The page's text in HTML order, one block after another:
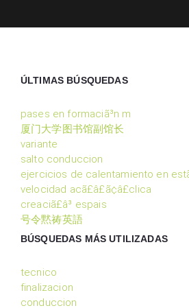
ÚLTIMAS BÚSQUEDAS
pases en formaciã³n m
厦门大学图书馆副馆长
variante
salto conduccion
ejercicios de calentamiento en
velocidad acã£â£ã¢â£clica
creaciã£â³ espais
号令黙祷英語
BÚSQUEDAS MÁS UTILIZADAS
tecnico
finalizacion
conduccion